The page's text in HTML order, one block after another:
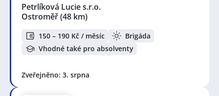
Petrlíková Lucie s.r.o.
Ostroměř(48 km)
150 – 190 Kč / měsíc
Brigáda
Vhodné také pro absolventy
Zveřejněno: 3. srpna